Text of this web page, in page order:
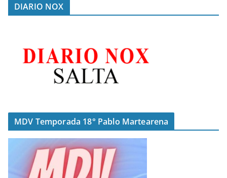
DIARIO NOX
MDV Temporada 18° Pablo Martearena